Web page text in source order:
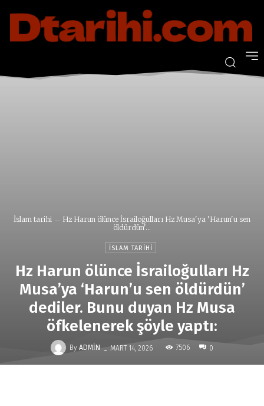
İslam tarihi
Hz Harun ölünce İsrailoğulları Hz Musa'ya 'Harun'u sen
öldürdün'...
İSLAM TARIHI
Hz Harun ölünce İsrailoğulları Hz
Musa’ya ‘Harun’u sen öldürdün’
dediler. Bunu duyan Hz Musa
öfkelenerek şöyle yaptı:
By ADMIN - MART 14, 2026 7506 0